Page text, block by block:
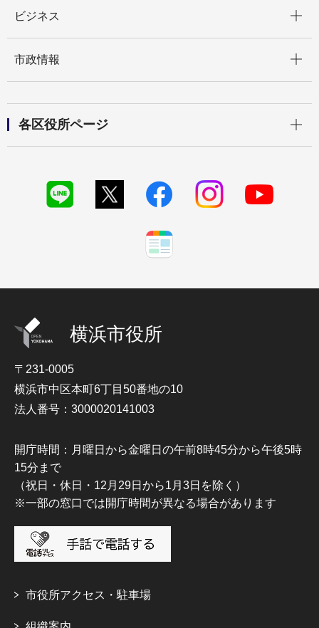
ビジネス
市政情報
各区役所ページ
横浜市役所
〒231-0005
横浜市中区本町6丁目50番地の10
法人番号：3000020141003
開庁時間：月曜日から金曜日の午前8時45分から午後5時
15分まで
（祝日・休日・12月29日から1月3日を除く）
※一部の窓口では開庁時間が異なる場合があります
市役所アクセス・駐車場